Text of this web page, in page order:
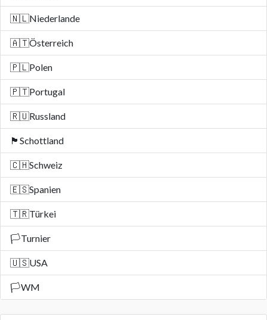
🇳🇱Niederlande
🇦🇹Österreich
🇵🇱Polen
🇵🇹Portugal
🇷🇺Russland
🏴󠁧󠁢󠁳󠁣󠁴󠁿 Schottland
🇨🇭Schweiz
🇪🇸Spanien
🇹🇷Türkei
🏳️Turnier
🇺🇸USA
🏳️WM